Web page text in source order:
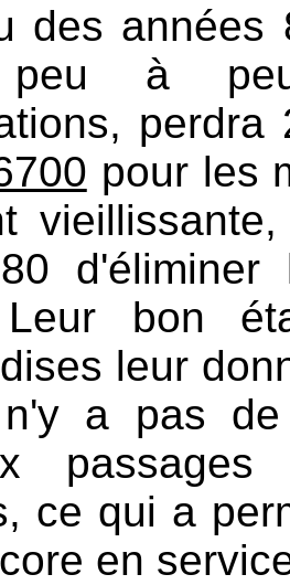
des années
peu à
perdra
pour les
Leur bon
leur
a pas de
ce qui a
en